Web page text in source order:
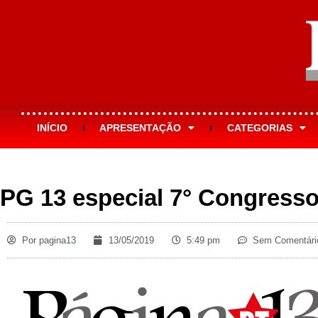
INÍCIO APRESENTAÇÃO CATEGORIAS
PG 13 especial 7°
Por pagina13 13/05/2019 5:49 pm Sem